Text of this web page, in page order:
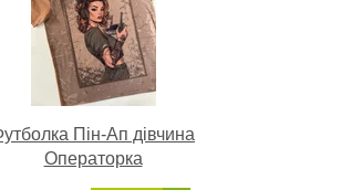
Пін-Ап дівчина
Операторка